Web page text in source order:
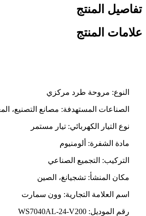
تفاصيل المنتج
علامات المنتج
النوع: مروحة طرد مركزي
الصناعات المستهدفة: مصانع التصنيع،
نوع التيار الكهربائي: تيار مستمر
مادة الشفرة: ألومنيوم
التركيب: التجميع الصناعي
مكان المنشأ: تشجيانغ، الصين
اسم العلامة التجارية: وون سمارت
رقم الموديل: WS7040AL-24-V200